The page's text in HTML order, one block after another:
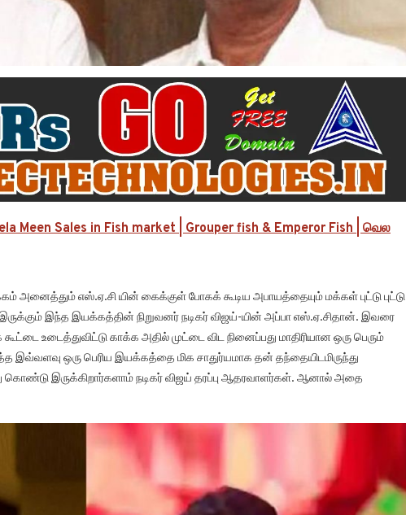
Meen Sales in Fish market | Grouper fish & Emperor Fish | வெல
அனைத்தும் எஸ்.ஏ.சி யின் கைக்குள் போகக் கூடிய அபாயத்தையும் மக்கள் புட்டு புட்டு
இந்த இயக்கத்தின் நிறுவனர் நடிகர் விஜய்-யின் அப்பா எஸ்.ஏ.சிதான். இவரை
கூட்டை உடைத்துவிட்டு காக்க அதில் முட்டை விட நினைப்பது மாதிரியான ஒரு பெரும்
இவ்வளவு ஒரு பெரிய இயக்கத்தை மிக சாதுர்யமாக தன் தந்தையிடமிருந்து
கொண்டு இருக்கிறார்களாம் நடிகர் விஜய் தரப்பு ஆதரவாளர்கள். ஆனால் அதை